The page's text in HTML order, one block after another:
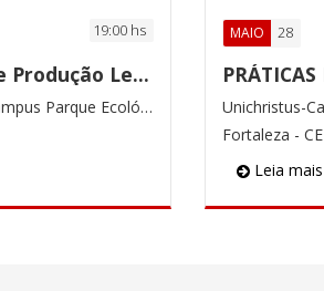
19:00 hs
Sistema de Produção Lean
Unichristus-Campus Parque Ecológico
MAIO 28
Fortaleza - CE
Leia mais